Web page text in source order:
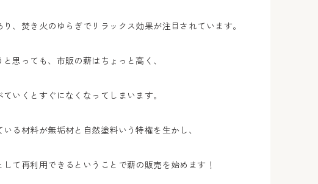
、焚き火のゆらぎでリラックス効果が注目されています。
思っても、市販の薪はちょっと高く、
いくとすぐになくなってしまいます。
る材料が無垢材と自然塗料いう特権を生かし、
て再利用できるということで薪の販売を始めます！